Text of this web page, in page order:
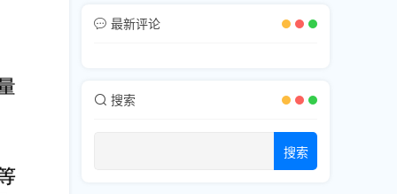
最新评论
搜索
搜索